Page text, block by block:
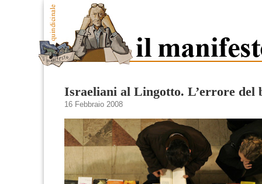
Israeliani al Lingotto. L’errore del
16 Febbraio 2008